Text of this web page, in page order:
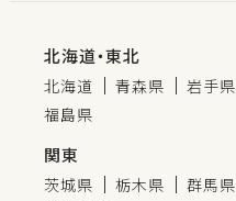
北海道・東北
北海道 青森県 岩手県
福島県
関東
茨城県 栃木県 群馬県